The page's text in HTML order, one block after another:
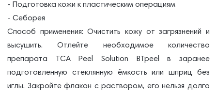
- Подготовка кожи к пластическим операциям
- Себорея
Способ применения: Очистить кожу от загрязнений и
высушить. Отлейте необходимое количество
препарата TCA Peel Solution BTpeel в заранее
подготовленную стеклянную ёмкость или шприц без
иглы. Закройте флакон с раствором, его нельзя долго